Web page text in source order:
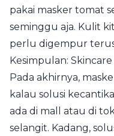
pakai masker tomat
seminggu aja. Kulit
perlu digempur
Kesimpulan:
Pada akhirnya,
kalau solusi
ada di mall atau di
selangit. Kadang,